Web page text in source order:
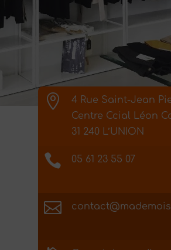

4 Rue Saint-Jean
Centre Ccial Léon
31 240 L’UNION
 05 61 23 55 07
